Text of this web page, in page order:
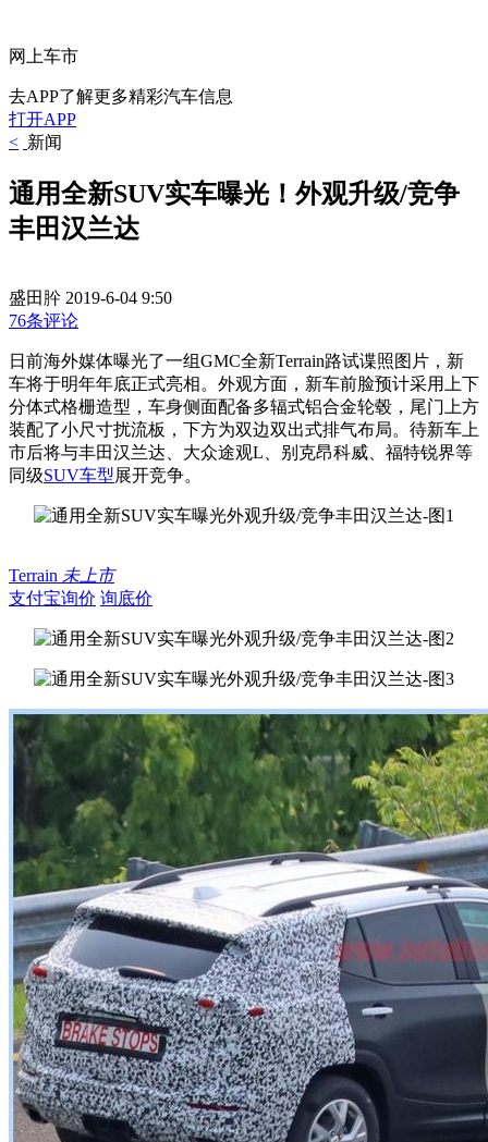
网上车市
去APP了解更多精彩汽车信息
打开APP
< 新闻
通用全新SUV实车曝光！外观升级/竞争
丰田汉兰达
盛田肸 2019-6-04 9:50
76条评论
日前海外媒体曝光了一组GMC全新Terrain路试谍照图片，新
车将于明年年底正式亮相。外观方面，新车前脸预计采用上下
分体式格栅造型，车身侧面配备多辐式铝合金轮毂，尾门上方
装配了小尺寸扰流板，下方为双边双出式排气布局。待新车上
市后将与丰田汉兰达、大众途观L、别克昂科威、福特锐界等
同级SUV车型展开竞争。
Terrain 未上市
支付宝询价 询底价